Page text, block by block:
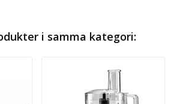
i samma kategori: